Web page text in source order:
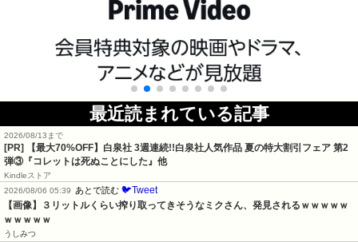
最近読まれている記事
2026/08/13まで
[PR] 【最大70%OFF】白泉社 3週連続!!白泉社人気作品 夏の特大割引フェア 第2
弾③『コレットは死ぬことにした』他
Kindleストア
2026/08/06 05:39
あとで読む 🐦Tweet
【画像】３リットルくらい搾り取ってきそうなミクさん、発見されるｗｗｗｗｗ
ｗｗｗｗｗ
うしみつ